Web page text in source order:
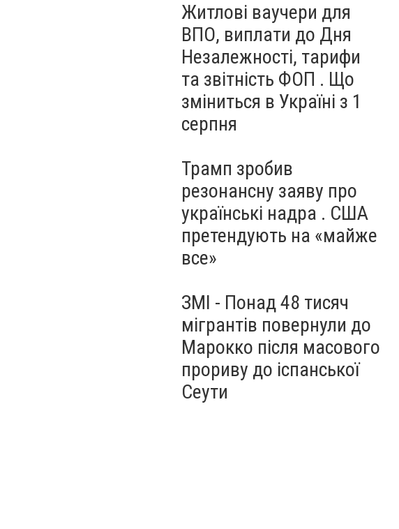
Житлові ваучери для
ВПО, виплати до Дня
Незалежності, тарифи
та звітність ФОП . Що
зміниться в Україні з 1
серпня
Трамп зробив
резонансну заяву про
українські надра . США
претендують на «майже
все»
ЗМІ - Понад 48 тисяч
мігрантів повернули до
Марокко після масового
прориву до іспанської
Сеути